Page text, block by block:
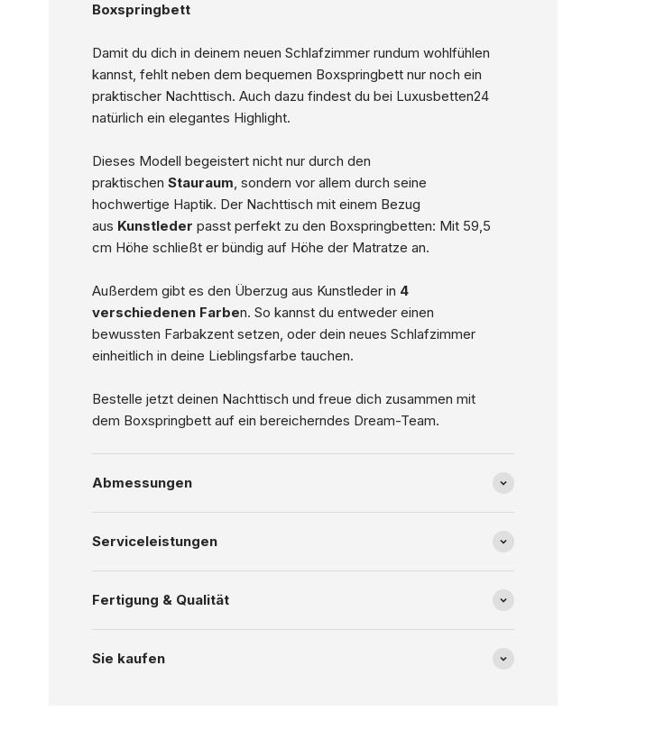
Boxspringbett
Damit du dich in deinem neuen Schlafzimmer rundum wohlfühlen
kannst, fehlt neben dem bequemen Boxspringbett nur noch ein
praktischer Nachttisch. Auch dazu findest du bei Luxusbetten24
natürlich ein elegantes Highlight.
Dieses Modell begeistert nicht nur durch den
praktischen Stauraum, sondern vor allem durch seine
hochwertige Haptik. Der Nachttisch mit einem Bezug
aus Kunstleder passt perfekt zu den Boxspringbetten: Mit 59,5
cm Höhe schließt er bündig auf Höhe der Matratze an.
Außerdem gibt es den Überzug aus Kunstleder in 4
verschiedenen Farben. So kannst du entweder einen
bewussten Farbakzent setzen, oder dein neues Schlafzimmer
einheitlich in deine Lieblingsfarbe tauchen.
Bestelle jetzt deinen Nachttisch und freue dich zusammen mit
dem Boxspringbett auf ein bereicherndes Dream-Team.
Abmessungen
Serviceleistungen
Fertigung & Qualität
Sie kaufen